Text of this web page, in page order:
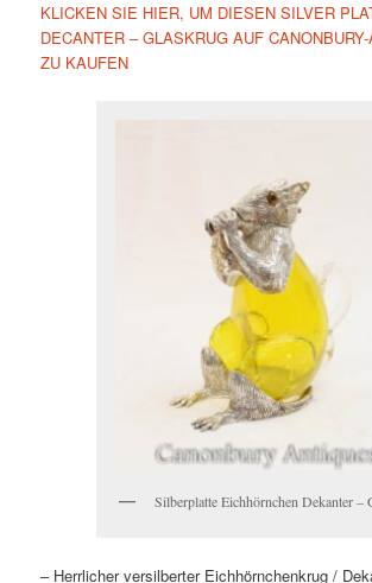
KLICKEN SIE HIER, UM DIESEN SILVER
DECANTER – GLASKRUG AUF
ZU KAUFEN
Silberplatte Eichhörnchen Dekanter –
– Herrlicher versilberter Eichhörnchenkrug /